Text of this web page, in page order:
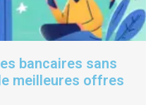
bancaires sans
meilleures offres